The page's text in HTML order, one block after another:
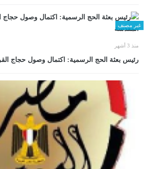
غير مصنف
منذ 3 أشهر
رئيس بعثة الحج الرسمية: اكتمال وصول حجاج